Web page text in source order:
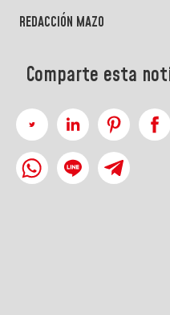
REDACCIÓN MAZO
Comparte esta